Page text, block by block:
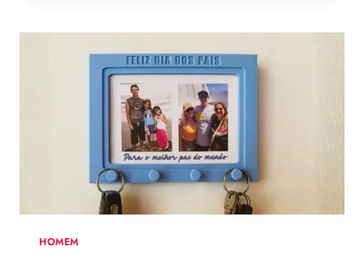
DOS
PAIS:
MAIS
IDEIAS
INSPIRAR
A
MONTAR
HOMEM